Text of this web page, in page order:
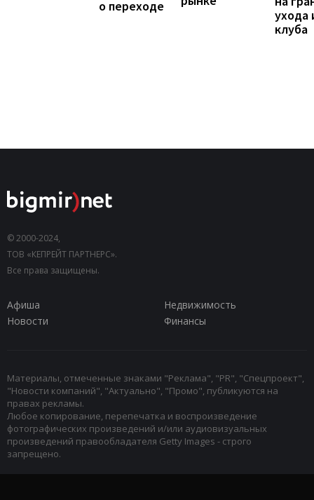
о переходе
ухода
клуба
© 2000-2024,
ТОВ «КЕПРЕЙТ ПАРТНЕРС».
Все права защищены.
Афиша
Недвижимость
Новости
Финансы
Материалы, отмеченные знаками "Реклама", "PR", "Спецпроект",
"Новости компаний", "Актуально", "Промо", публикуются на
правах рекламы.
Любое копирование, перепечатка и воспроизведение
фотографических произведений и/или аудиовизуальных
произведений правообладателя Getty Images - строго
запрещено.